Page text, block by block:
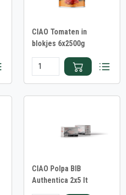
CIAO Tomaten in
blokjes 6x2500g
CIAO Polpa BIB
Authentica 2x5 lt